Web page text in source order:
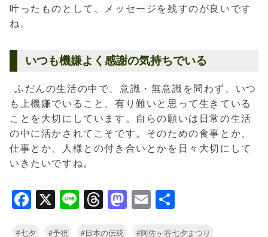
叶ったものとして、メッセージを残すのが良いです
ね。
いつも機嫌よく感謝の気持ちでいる
ふだんの生活の中で、意識・無意識を問わず、いつ
も上機嫌でいること、有り難いと思って生きている
ことを大切にしています。自らの願いは日常の生活
の中に活かされてこそです。そのための食事とか、
仕事とか、人様との付き合いとかを日々大切にして
いきたいですね。
Facebook
X LineThreads
Mastodon
Email
#七夕 #予祝 #日本の伝統 #阿佐ヶ谷七夕まつり